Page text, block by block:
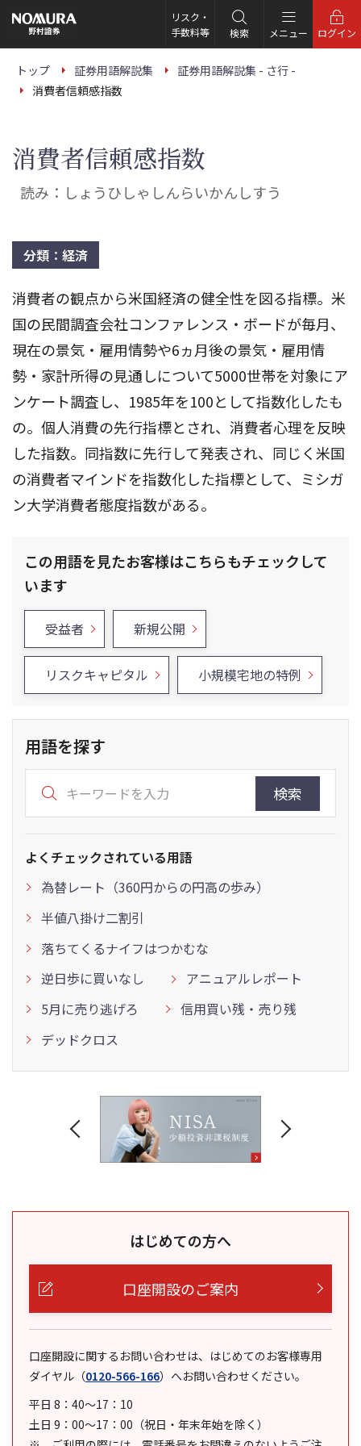
の
ー
リスク・
手数料等
検索 メニュー ログイン
トップ 証券用語解説集
証券用語解説集 - さ行 -
消費者信頼感指数
消費者信頼感指数
読み：しょうひしゃしんらいかんしすう
分類：経済
消費者の観点から米国経済の健全性を図る指標。米
国の民間調査会社コンファレンス・ボードが毎月、
現在の景気・雇用情勢や6ヵ月後の景気・雇用情
勢・家計所得の見通しについて5000世帯を対象にア
ンケート調査し、1985年を100として指数化したも
の。個人消費の先行指標とされ、消費者心理を反映
した指数。同指数に先行して発表され、同じく米国
の消費者マインドを指数化した指標として、ミシガ
ン大学消費者態度指数がある。
この用語を見たお客様はこちらもチェックして
います
受益者 新規公開
リスクキャピタル 小規模宅地の特例
用語を探す
検索
よくチェックされている用語
為替レート（360円からの円高の歩み）
半値八掛け二割引
落ちてくるナイフはつかむな
逆日歩に買いなし
アニュアルレポート
5月に売り逃げろ
信用買い残・売り残
デッドクロス
はじめての方へ
口座開設のご案内
口座開設に関するお問い合わせは、はじめてのお客様専用
ダイヤル （0120-566-166） へお問い合わせください。
平日 8：40～17：10
土日 9：00～17：00（祝日・年末年始を除く）